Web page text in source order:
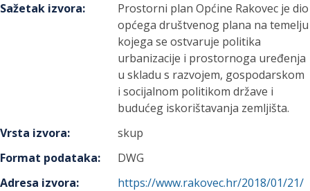
Sažetak izvora:
Prostorni plan Općine Rakovec je dio
općega društvenog plana na temelju
kojega se ostvaruje politika
urbanizacije i prostornoga uređenja
u skladu s razvojem, gospodarskom
i socijalnom politikom države i
budućeg iskorištavanja zemljišta.
Vrsta izvora:
skup
Format podataka:
DWG
Adresa izvora:
https://www.rakovec.hr/2018/01/21/